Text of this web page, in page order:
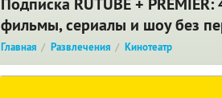
фильмы, сериалы и шоу без
Главная Развлечения Кинотеатр